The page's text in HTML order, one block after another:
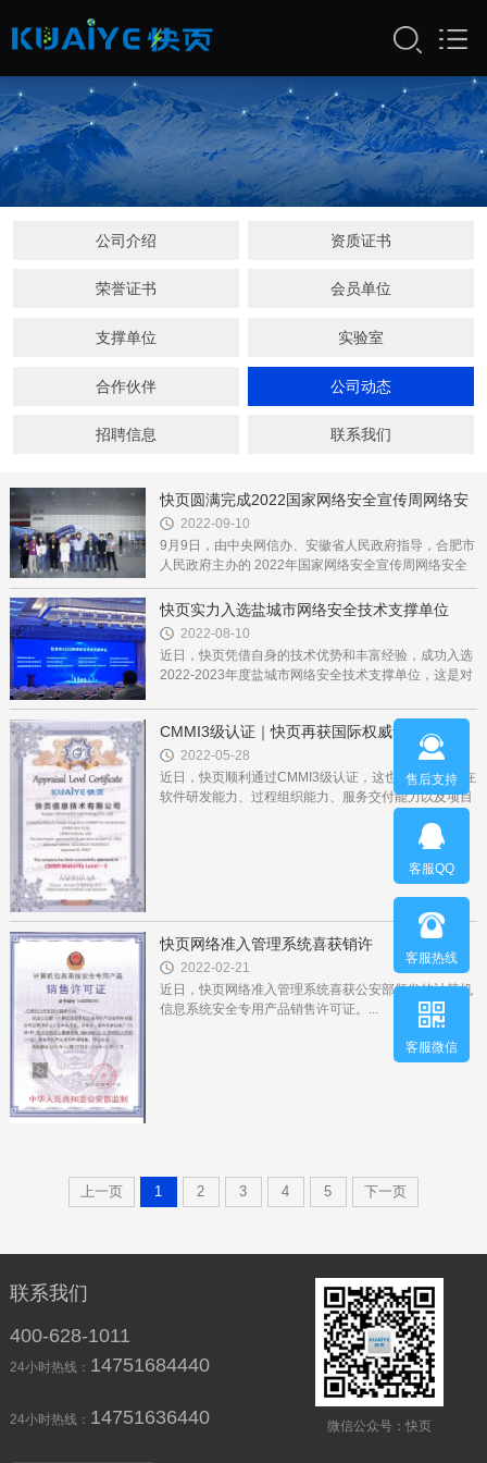
公司介绍 资质证书
荣誉证书 会员单位
支撑单位 实验室
合作伙伴 公司动态
招聘信息 联系我们
快页圆满完成2022国家网络安全宣传周网络安
全博2022-09-10
9月9日，由中央网信办、安徽省人民政府指导，合肥市
人民政府主办的 2022年国家网络安全宣传周网络安全
博览会 在合肥落下帷幕。 网络安全+内容安全的全栈安
全服务商快页作为本次博...
快页实力入选盐城市网络安全技术支撑单位
2022-08-10
近日，快页凭借自身的技术优势和丰富经验，成功入选
2022-2023年度盐城市网络安全技术支撑单位，这是对
网信事业发展，助力盐城...
CMMI3级认证｜快页再获国际权威认证！
2022-05-28
近日，快页顺利通过CMMI3级认证，这也意味着快页在
软件研发能力、过程组织能力、服务交付能力以及项目
管理水平持续性等方面均得到了国际权威认可，表明快
快页网络准入管理系统喜获销许
2022-02-21
近日，快页网络准入管理系统喜获公安部颁发的计算机
信息系统安全专用产品销售许可证。...
上一页 1 2 3 4 5 下一页
联系我们
400-628-1011
24小时热线： 14751684440
24小时热线： 14751636440 微信公众号：快页
售后支持
客服QQ
客服热线
客服微信